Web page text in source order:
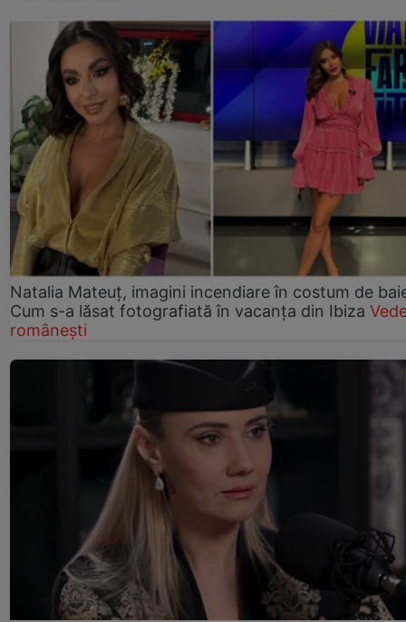
Natalia Mateuț, imagini incendiare în costum de
Cum s-a lăsat fotografiată în vacanța din Ibiza
românești